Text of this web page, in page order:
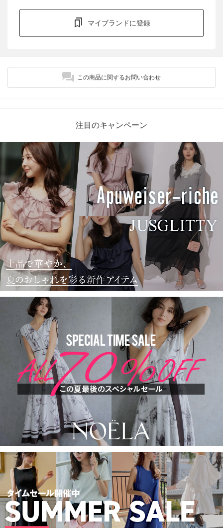
マイブランドに登録
この商品に関するお問い合わせ
注目のキャンペーン